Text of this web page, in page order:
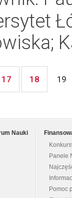
17 18 19
Nauki
Panele
Pomoc